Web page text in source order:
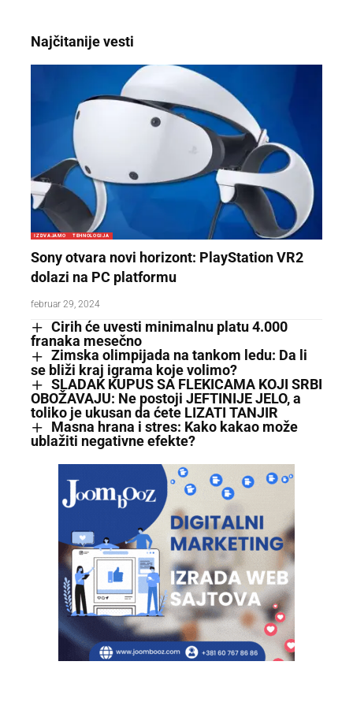
Najčitanije vesti
IZDVAJAMO TEHNOLOGIJA
Sony otvara novi horizont: PlayStation VR2
dolazi na PC platformu
februar 29, 2024
Cirih će uvesti minimalnu platu 4.000
franaka mesečno
Zimska olimpijada na tankom ledu: Da li
se bliži kraj igrama koje volimo?
SLADAK KUPUS SA FLEKICAMA KOJI SRBI
OBOŽAVAJU: Ne postoji JEFTINIJE JELO, a
toliko je ukusan da ćete LIZATI TANJIR
Masna hrana i stres: Kako kakao može
ublažiti negativne efekte?